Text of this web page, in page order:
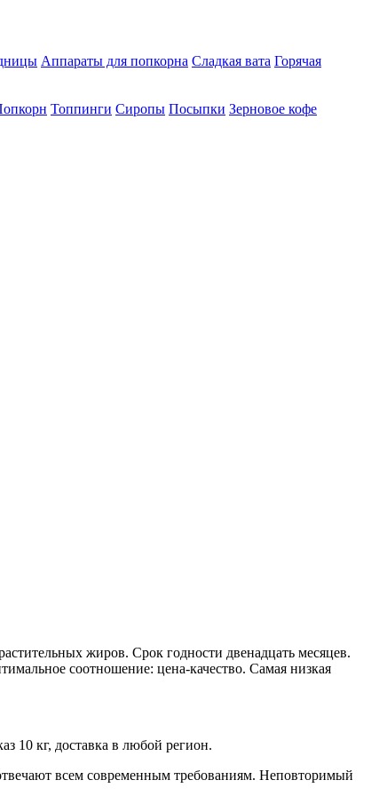
Аппараты для попкорна Сладкая вата Горячая
Топпинги Сиропы Посыпки Зерновое кофе
жиров. Срок годности двенадцать месяцев.
соотношение: цена-качество. Самая низкая
10 кг, доставка в любой регион.
всем современным требованиям. Неповторимый